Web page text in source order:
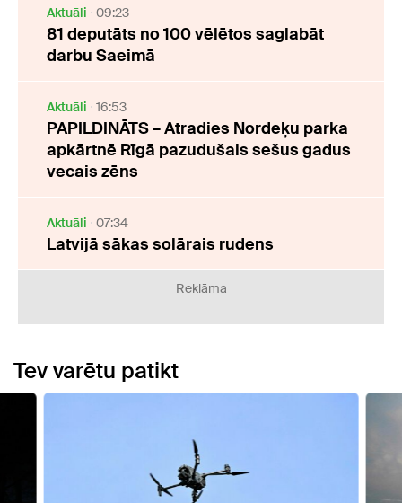
Aktuāli 09:23
81 deputāts no 100 vēlētos saglabāt
darbu Saeimā
Aktuāli 16:53
PAPILDINĀTS – Atradies Nordeķu parka
apkārtnē Rīgā pazudušais sešus gadus
vecais zēns
Aktuāli 07:34
Latvijā sākas solārais rudens
Reklāma
Tev varētu patikt